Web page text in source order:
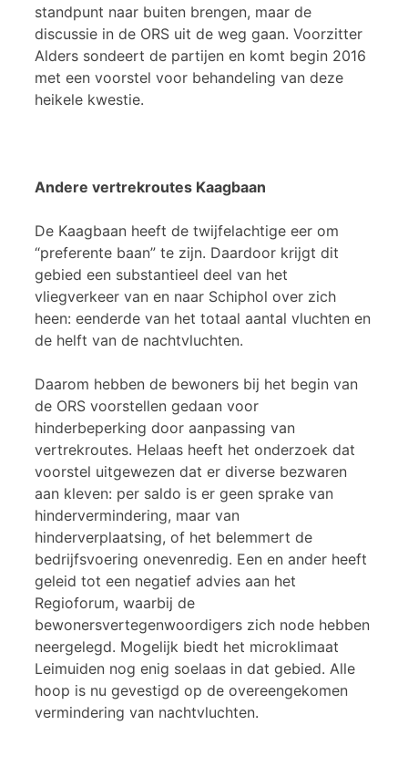
standpunt naar buiten brengen, maar de
discussie in de ORS uit de weg gaan. Voorzitter
Alders sondeert de partijen en komt begin 2016
met een voorstel voor behandeling van deze
heikele kwestie.
Andere vertrekroutes Kaagbaan
De Kaagbaan heeft de twijfelachtige eer om
“preferente baan” te zijn. Daardoor krijgt dit
gebied een substantieel deel van het
vliegverkeer van en naar Schiphol over zich
heen: eenderde van het totaal aantal vluchten en
de helft van de nachtvluchten.
Daarom hebben de bewoners bij het begin van
de ORS voorstellen gedaan voor
hinderbeperking door aanpassing van
vertrekroutes. Helaas heeft het onderzoek dat
voorstel uitgewezen dat er diverse bezwaren
aan kleven: per saldo is er geen sprake van
hindervermindering, maar van
hinderverplaatsing, of het belemmert de
bedrijfsvoering onevenredig. Een en ander heeft
geleid tot een negatief advies aan het
Regioforum, waarbij de
bewonersvertegenwoordigers zich node hebben
neergelegd. Mogelijk biedt het microklimaat
Leimuiden nog enig soelaas in dat gebied. Alle
hoop is nu gevestigd op de overeengekomen
vermindering van nachtvluchten.